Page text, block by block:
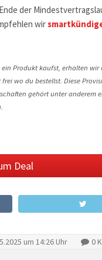
der
wir
Produkt kaufst, erhalten
wo du bestellst. Diese
gehört unter anderem
Deal
um 14:26 Uhr 0